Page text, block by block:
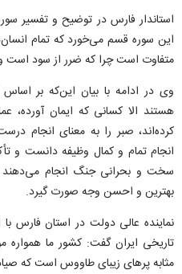
استاندار فارس در توضیح و تفسیر
این سوره قسم می‌خورد که تمام
متفاوت است چرا که ضرر از سود است
وی در ادامه با بیان این‌که بر
هستند الا کسانی که ایمان آورده،
کرده‌اند، صبر را به معنای انجام
انجام تمام و کمال وظیفه دانست و
سخت و بحرانی جنگ انجام
بهترین و احسن وجه صورت گیرد.
نماینده عالی دولت در استان فارس
تاریخی ایران گفت: کشور ما همواره
مثابه پر‌های زیبای طاووس است که